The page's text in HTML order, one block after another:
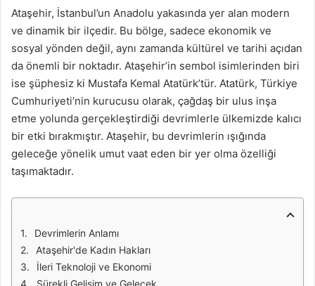
Ataşehir, İstanbul’un Anadolu yakasında yer alan modern
ve dinamik bir ilçedir. Bu bölge, sadece ekonomik ve
sosyal yönden değil, aynı zamanda kültürel ve tarihi açıdan
da önemli bir noktadır. Ataşehir’in sembol isimlerinden biri
ise şüphesiz ki Mustafa Kemal Atatürk’tür. Atatürk, Türkiye
Cumhuriyeti’nin kurucusu olarak, çağdaş bir ulus inşa
etme yolunda gerçekleştirdiği devrimlerle ülkemizde kalıcı
bir etki bırakmıştır. Ataşehir, bu devrimlerin ışığında
geleceğe yönelik umut vaat eden bir yer olma özelliği
taşımaktadır.
Devrimlerin Anlamı
Ataşehir'de Kadın Hakları
İleri Teknoloji ve Ekonomi
Sürekli Gelişim ve Gelecek